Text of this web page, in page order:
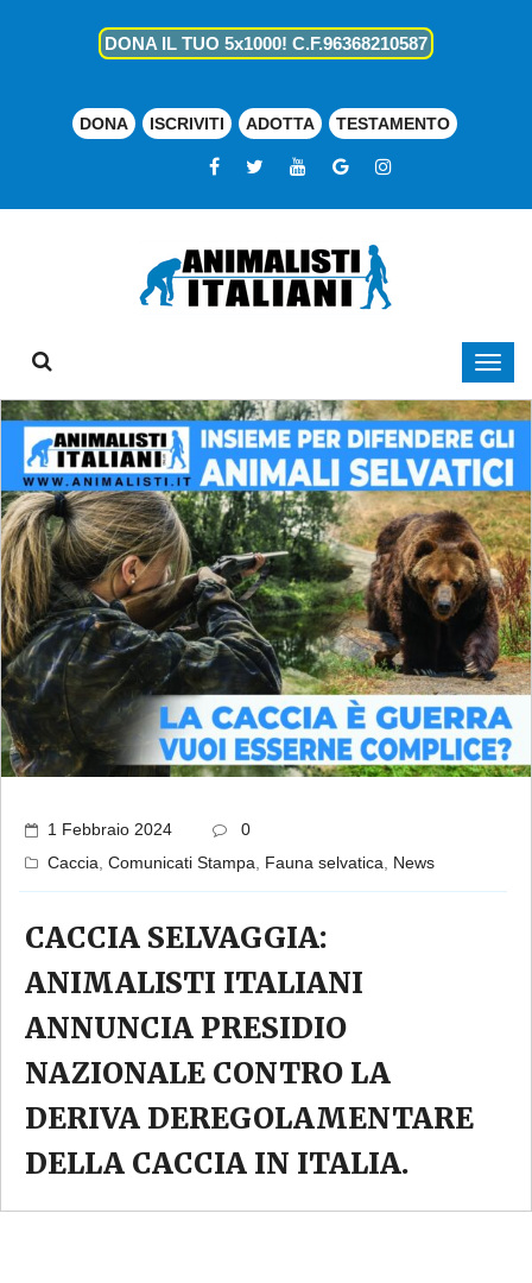
DONA IL TUO 5x1000! C.F.96368210587
DONA ISCRIVITI ADOTTA TESTAMENTO
1 Febbraio 2024
0
Caccia Comunicati Stampa Fauna selvatica News
CACCIA SELVAGGIA:
ANIMALISTI ITALIANI
ANNUNCIA PRESIDIO
NAZIONALE CONTRO LA
DERIVA DEREGOLAMENTARE
DELLA CACCIA IN ITALIA.